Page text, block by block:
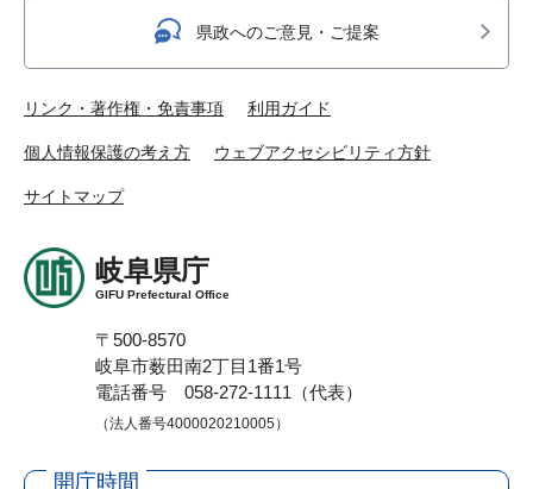
県政へのご意見・ご提案
リンク・著作権・免責事項 利用ガイド
個人情報保護の考え方 ウェブアクセシビリティ方針
サイトマップ
岐阜県庁
GIFU Prefectural Office
〒500-8570
岐阜市薮田南2丁目1番1号
電話番号 058-272-1111（代表）
（法人番号4000020210005）
開庁時間